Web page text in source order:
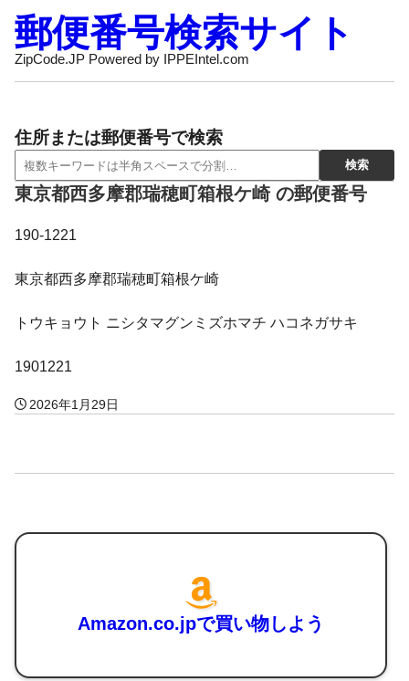
郵便番号検索サイト
ZipCode.JP Powered by IPPEIntel.com
住所または郵便番号で検索
東京都西多摩郡瑞穂町箱根ケ崎 の郵便番号
190-1221
東京都西多摩郡瑞穂町箱根ケ崎
トウキョウト ニシタマグンミズホマチ ハコネガサキ
1901221
2026年1月29日
Amazon.co.jpで買い物しよう